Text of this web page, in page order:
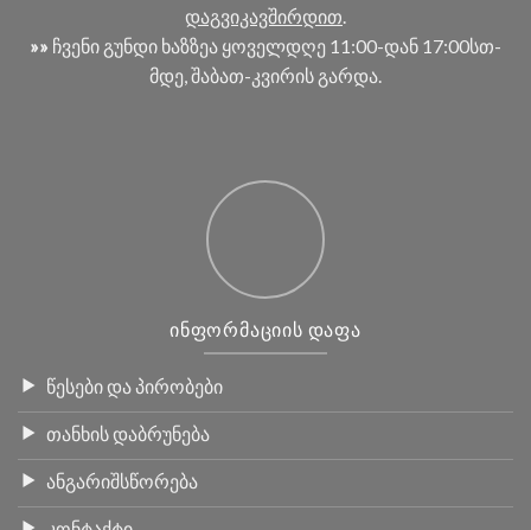
დაგვიკავშირდით.
»» ჩვენი გუნდი ხაზზეა ყოველდღე 11:00-დან 17:00სთ-
მდე, შაბათ-კვირის გარდა.
ᲘᲜᲤᲝᲠᲛᲐᲪᲘᲘᲡ ᲓᲐᲤᲐ
წესები და პირობები
თანხის დაბრუნება
ანგარიშსწორება